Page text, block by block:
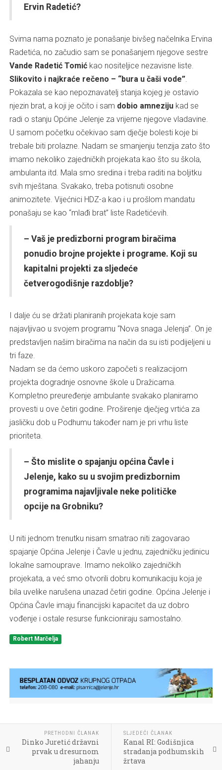
Ervin Radetić?
Svima nama poznato je ponašanje bivšeg načelnika Ervina
Radetića, no začudio sam se ponašanjem njegove sestre
Vande Radetić Tomić kao nositeljice nezavisne liste.
Slikovito i najkraće rečeno – “bura u čaši vode”.
Pokazala se kao nepoznavatelj stanja kojeg je ostavio
njezin brat, a koji je očito i sam dobio amneziju kad se
radi o stanju Općine Jelenje za vrijeme njegove vladavine.
U samom početku očekivao sam dječje bolesti koje bi
trebale biti prolazne. Nadam se smanjenju tenzija zato što
imamo nekoliko zajedničkih projekata kao što su škola,
ambulanta itd. Mala smo sredina i treba raditi na boljitku
svih mještana. Svakako, treba potisnuti osobne
animozitete. Vijećnici HDZ-a kao i u prošlom mandatu
ponašaju se kao “mlađi brat” liste Radetićevih.
– Vaš je predizborni program biračima
ponudio brojne projekte i programe. Koji su
kapitalni projekti za sljedeće
četverogodišnje razdoblje?
I dalje ću se držati planiranih projekata koje sam
najavljivao u svojem programu “Nova snaga Jelenja”. On je
predstavljen našim biračima na način da su isti podijeljeni u
tri faze.
Nadam se da ćemo uskoro započeti s realizacijom
projekta dogradnje osnovne škole u Dražicama.
Kompletno preuređenje ambulante svakako planiramo
provesti u ove četiri godine. Proširenje dječjeg vrtića za
jasličku dob u Podhumu također nam je pri vrhu liste
prioriteta.
– Što mislite o spajanju općina Čavle i
Jelenje, kako su u svojim predizbornim
programima najavljivale neke političke
opcije na Grobniku?
U niti jednom trenutku nisam smatrao niti zagovarao
spajanje Općina Jelenje i Čavle u jednu, zajedničku jedinicu
lokalne samouprave. Imamo nekoliko zajedničkih
projekata, a već smo otvorili dobru komunikaciju koja je
bila uvelike narušena unazad četiri godine. Općina Jelenje i
Općina Čavle imaju financijski kapacitet da uz dobro
vođenje i ostale resurse funkcioniraju samostalno.
Robert Marčelja
PRETHODNI ČLANAK
Dinko Juretić državni
prvak u dresurnom
jahanju
SLJEDEĆI ČLANAK
Kanal RI: Godišnjica
stradanja podhumskih
žrtava